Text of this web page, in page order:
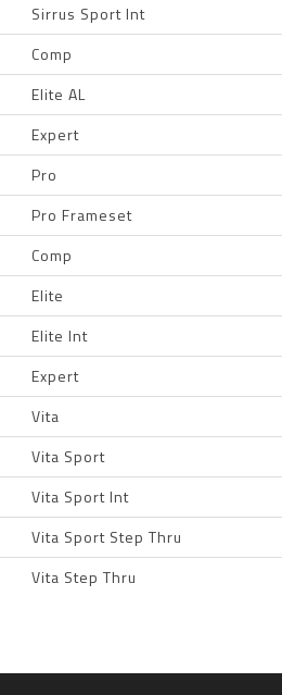
Sirrus Sport Int
Comp
Elite AL
Expert
Pro
Pro Frameset
Comp
Elite
Elite Int
Expert
Vita
Vita Sport
Vita Sport Int
Vita Sport Step Thru
Vita Step Thru